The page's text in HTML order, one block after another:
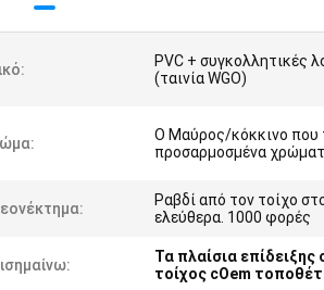
PVC + συγκολλητικές
(ταινία WGO)
Ο Μαύρος/κόκκινο που
προσαρμοσμένα
Ραβδί από τον τοίχο
ελεύθερα. 1000 φορές
Τα πλαίσια επίδειξης
τοίχος cOem